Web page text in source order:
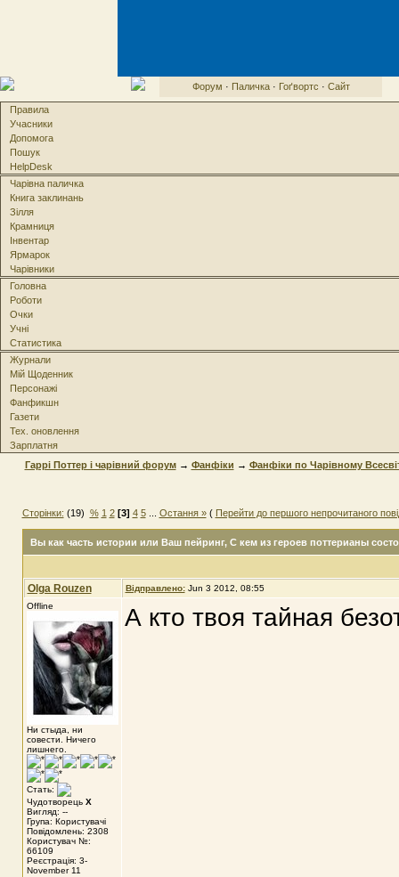
Форум · Паличка· Гоґвортс · Сайт
Правила
Учасники
Допомога
Пошук
HelpDesk
Чарівна паличка
Книга заклинань
Зілля
Крамниця
Інвентар
Ярмарок
Чарівники
Головна
Роботи
Очки
Учні
Статистика
Журнали
Мій Щоденник
Персонажі
Фанфикшн
Газети
Тех. оновлення
Зарплатня
Гаррі Поттер і чарівний форум→ Фанфіки → Фанфіки по Чарівному
Сторінки: (19) % 1 2 [3] 4 5... Остання »( Перейти до першого непрочитаного
Вы как часть истории или Ваш пейринг, С кем из героев поттерианы
Olga Rouzen Відправлено: Jun 3 2012, 08:55
Offline
Ни стыда, ни
совести. Ничего
лишнего.
Стать:
Чудотворець X
Вигляд: --
Група: Користувачі
Повідомлень: 2308
Користувач №:
66109
Реєстрація: 3-
November 11
А кто твоя тайная